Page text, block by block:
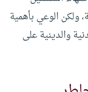
ولكن الوعي بأهمية
والدينية على